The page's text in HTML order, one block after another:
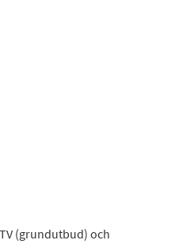
(grundutbud) och